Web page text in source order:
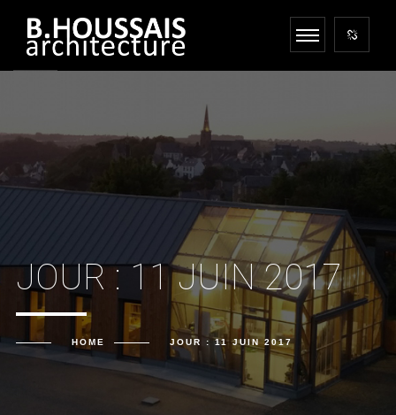
JOUR :11 JUIN 2017
HOME JOUR :11 JUIN 2017